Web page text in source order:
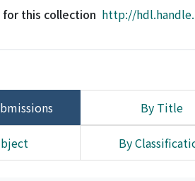
for this collection http://
By Title
By